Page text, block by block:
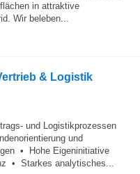
in attraktive
Wir beleben...
& Logistik
und Logistikprozessen
und
• Hohe Eigeninitiative
• Starkes analytisches...